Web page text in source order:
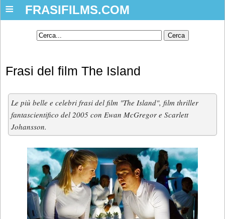
FRASIFILMS.COM
≡
Frasi del film The Island
Le più belle e celebri frasi del film "The Island", film thriller
fantascientifico del 2005 con Ewan McGregor e Scarlett
Johansson.